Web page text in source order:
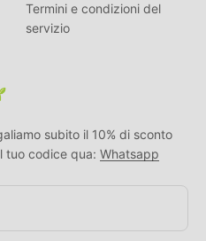
Termini e condizioni del
servizio
subito il 10% di sconto
tuo codice qua: Whatsapp